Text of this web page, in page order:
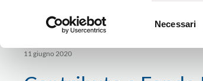
cookies
del
Necessari
l’altra misura siano stati alzati il tetto di
11 giugno 2020